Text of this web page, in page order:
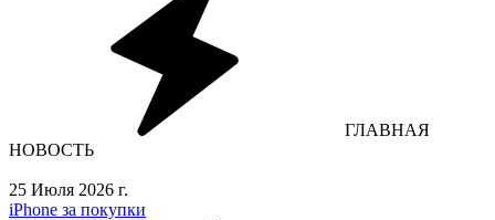
ГЛАВНАЯ
НОВОСТЬ
25 Июля 2026 г.
iPhone за покупки